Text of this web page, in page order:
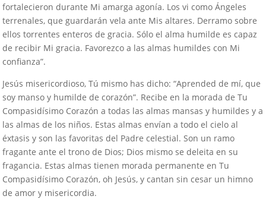
fortalecieron durante Mi amarga agonía. Los vi como Ángeles
terrenales, que guardarán vela ante Mis altares. Derramo sobre
ellos torrentes enteros de gracia. Sólo el alma humilde es capaz
de recibir Mi gracia. Favorezco a las almas humildes con Mi
confianza”.
Jesús misericordioso, Tú mismo has dicho: “Aprended de mí, que
soy manso y humilde de corazón”. Recibe en la morada de Tu
Compasidísimo Corazón a todas las almas mansas y humildes y a
las almas de los niños. Estas almas envían a todo el cielo al
éxtasis y son las favoritas del Padre celestial. Son un ramo
fragante ante el trono de Dios; Dios mismo se deleita en su
fragancia. Estas almas tienen morada permanente en Tu
Compasidísimo Corazón, oh Jesús, y cantan sin cesar un himno
de amor y misericordia.